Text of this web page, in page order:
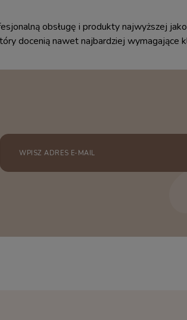
obsługę i produkty najwyższej
docenią nawet najbardziej wymagające